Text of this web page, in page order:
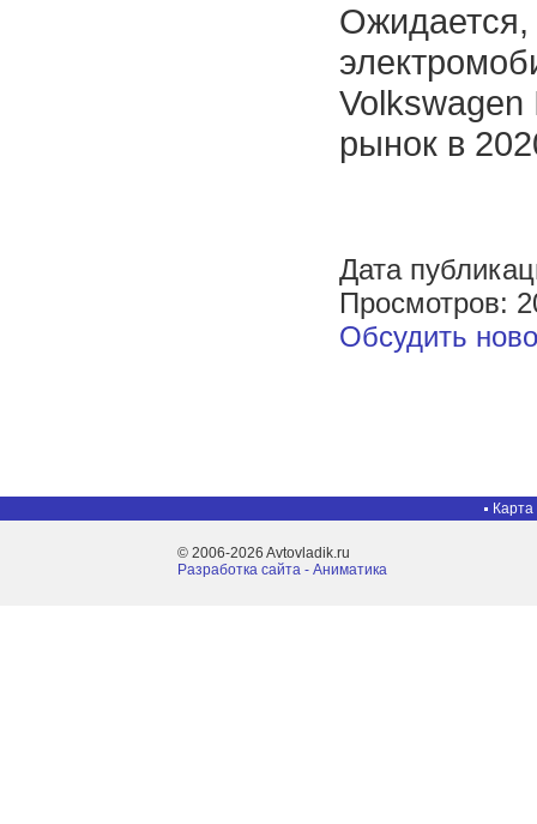
Volkswagen
рынок в
Дата
Просмотров:
Обсудить
Карта
© 2006-2026 Avtovladik.ru
Разработка сайта - Aниматика